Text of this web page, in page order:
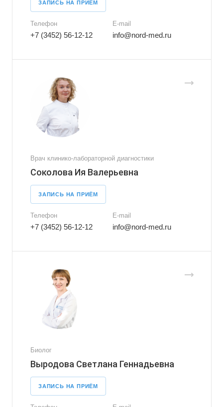
ЗАПИСЬ НА ПРИЁМ
Телефон
+7 (3452) 56-12-12
E-mail
info@nord-med.ru
Врач клинико-лабораторной диагностики
Соколова Ия Валерьевна
ЗАПИСЬ НА ПРИЁМ
Телефон
+7 (3452) 56-12-12
E-mail
info@nord-med.ru
Биолог
Выродова Светлана Геннадьевна
ЗАПИСЬ НА ПРИЁМ